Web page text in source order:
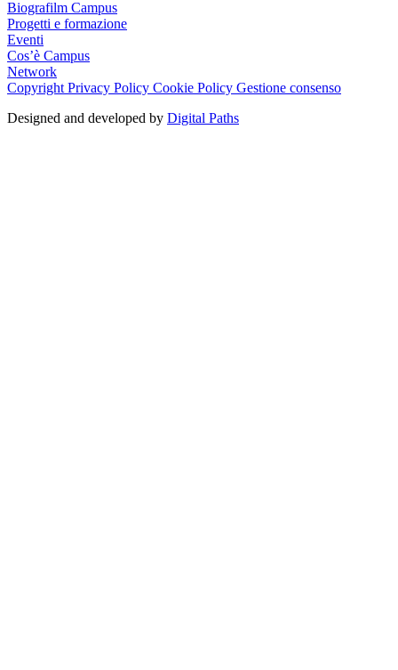
Biografilm Campus
Progetti e formazione
Eventi
Cos’è Campus
Network
Copyright Privacy Policy Cookie Policy Gestione consenso
Designed and developed by Digital Paths